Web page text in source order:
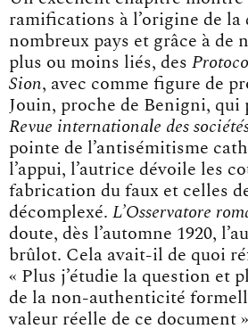
ramifications à l’origine de la
nombreux pays et grâce à de
plus ou moins liés, des
Sion, avec comme figure de
Jouin, proche de Benigni, qui
Revue internationale des
pointe de l’antisémitisme
l’appui, l’autrice dévoile les
fabrication du faux et celles
décomplexé. L’Osservatore
doute, dès l’automne 1920,
brûlot. Cela avait-il de quoi
« Plus j’étudie la question et
de la non-authenticité
valeur réelle de ce document